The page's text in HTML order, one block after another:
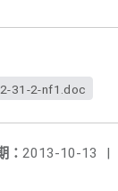
31-2-nf1.doc
： 2013-10-13
|